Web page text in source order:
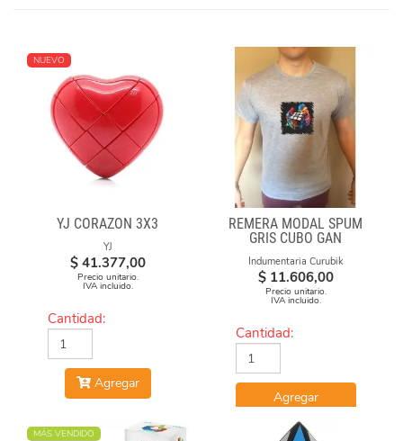
NUEVO
YJ CORAZON 3X3
YJ
$ 41.377,00
Precio unitario.
IVA incluido.
Cantidad:
Agregar
REMERA MODAL SPUM
GRIS CUBO GAN
Indumentaria Curubik
$ 11.606,00
Precio unitario.
IVA incluido.
Cantidad:
Agregar
MÁS VENDIDO